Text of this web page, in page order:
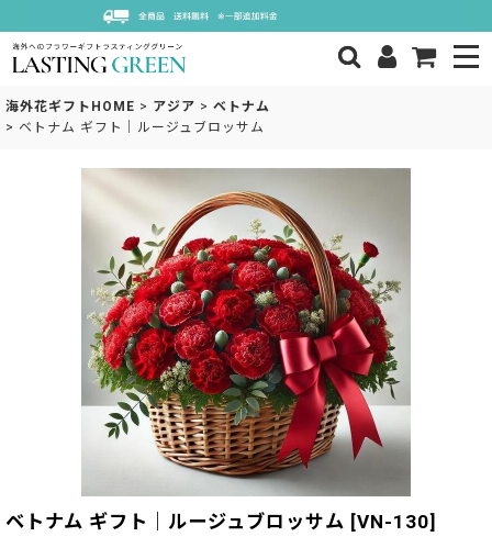
海外花ギフトHOME > アジア > ベトナム
> ベトナム ギフト｜ルージュブロッサム
ベトナム ギフト｜ルージュブロッサム [VN-130]